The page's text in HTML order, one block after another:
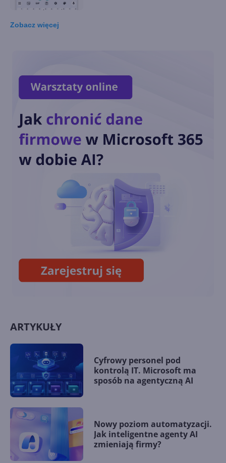
Podgląd miniatur PDF i
bogatszy edytor w Skype
Insider 8.112
Transmitowanie z dwóch
8.110.76.102
Ulepszone wiadomości
systemowe połączeń Skype
(8.108)
Zobacz więcej
ARTYKUŁY
Cyfrowy personel pod
kontrolą IT. Microsoft ma
sposób na agentyczną AI
Nowy poziom automatyzacji.
Jak inteligentne agenty AI
zmieniają firmy?